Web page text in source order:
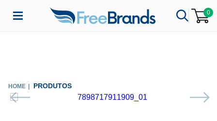
0
PRODUTOS